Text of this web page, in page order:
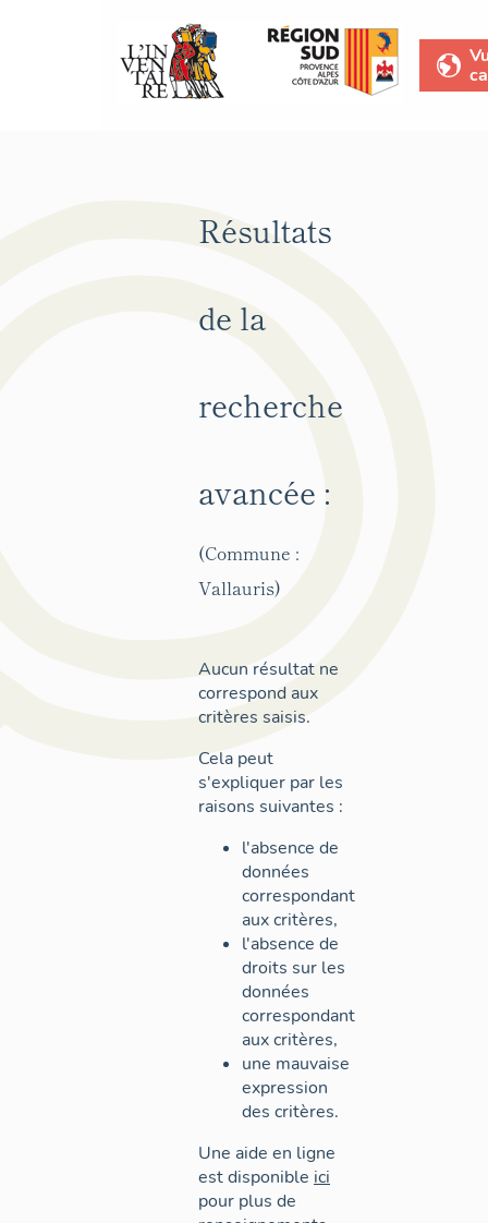
Résultats
de la
recherche
avancée :
(Commune :
Vallauris)
Aucun résultat ne
correspond aux
critères saisis.
Cela peut
s'expliquer par les
raisons suivantes :
l'absence de
données
correspondant
aux critères,
l'absence de
droits sur les
données
correspondant
aux critères,
une mauvaise
expression
des critères.
Une aide en ligne
est disponible ici
pour plus de